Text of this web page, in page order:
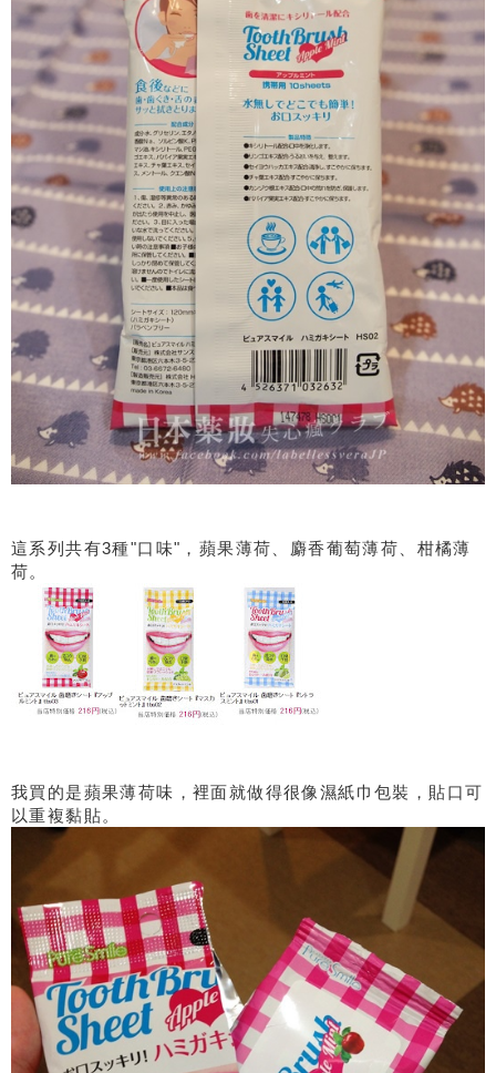
這系列共有3種"口味"，蘋果薄荷、麝香葡萄薄荷、柑橘薄
荷。
我買的是蘋果薄荷味，裡面就做得很像濕紙巾包裝，貼口可
以重複黏貼。